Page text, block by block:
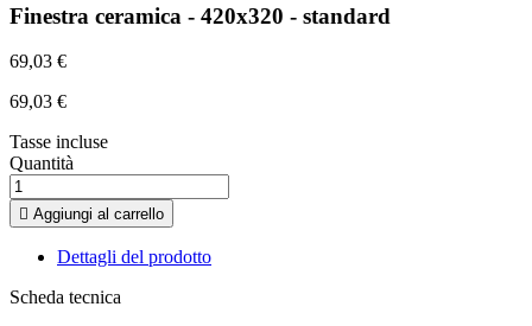
Finestra ceramica - 420x320 - standard
69,03 €
69,03 €
Tasse incluse
Quantità
 Aggiungi al carrello
Dettagli del prodotto
Scheda tecnica